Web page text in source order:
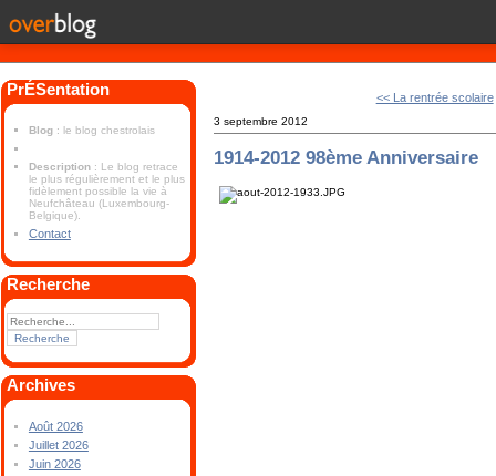
PrÉSentation
Blog : le blog chestrolais
Description : Le blog retrace
le plus régulièrement et le plus
fidèlement possible la vie à
Neufchâteau (Luxembourg-
Belgique).
Contact
Recherche
Archives
Août 2026
Juillet 2026
Juin 2026
<< La rentrée scolaire
3 septembre 2012
1914-2012 98ème Anniversaire